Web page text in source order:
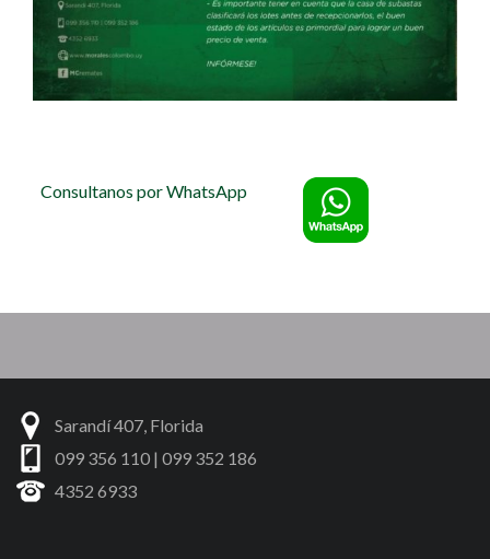
Consultanos por WhatsApp
Sarandí 407, Florida
099 356 110 | 099 352 186
4352 6933